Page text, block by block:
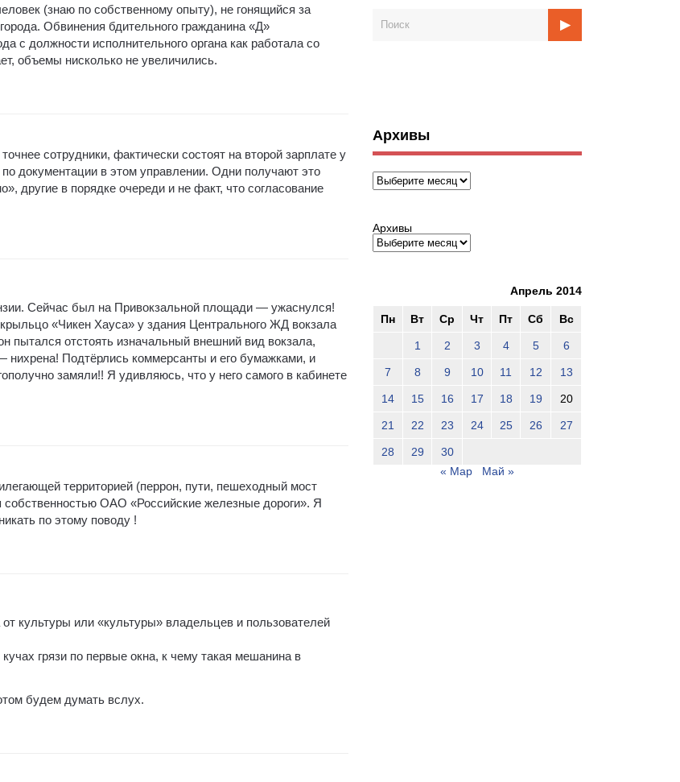
(знаю по собственному опыту), не гонящийся за
Обвинения бдительного гражданина «Д»
с должности исполнительного органа как работала со
объемы нисколько не увеличились.
сотрудники, фактически состоят на второй зарплате у
документации в этом управлении. Одни получают это
другие в порядке очереди и не факт, что согласование
Сейчас был на Привокзальной площади — ужаснулся!
«Чикен Хауса» у здания Центрального ЖД вокзала
пытался отстоять изначальный внешний вид вокзала,
нихрена! Подтёрлись коммерсанты и его бумажками, и
замяли!! Я удивляюсь, что у него самого в кабинете
территорией (перрон, пути, пешеходный мост
собственностью ОАО «Российские железные дороги». Я
по этому поводу !
культуры или «культуры» владельцев и пользователей
грязи по первые окна, к чему такая мешанина в
будем думать вслух.
Архивы
Архивы
Архивы
Апрель 2014
Пн Вт Ср Чт Пт Сб Вс
1 2 3 4 5 6
7 8 9 10 11 12 13
14 15 16 17 18 19 20
21 22 23 24 25 26 27
28 29
30
« Мар
Май »